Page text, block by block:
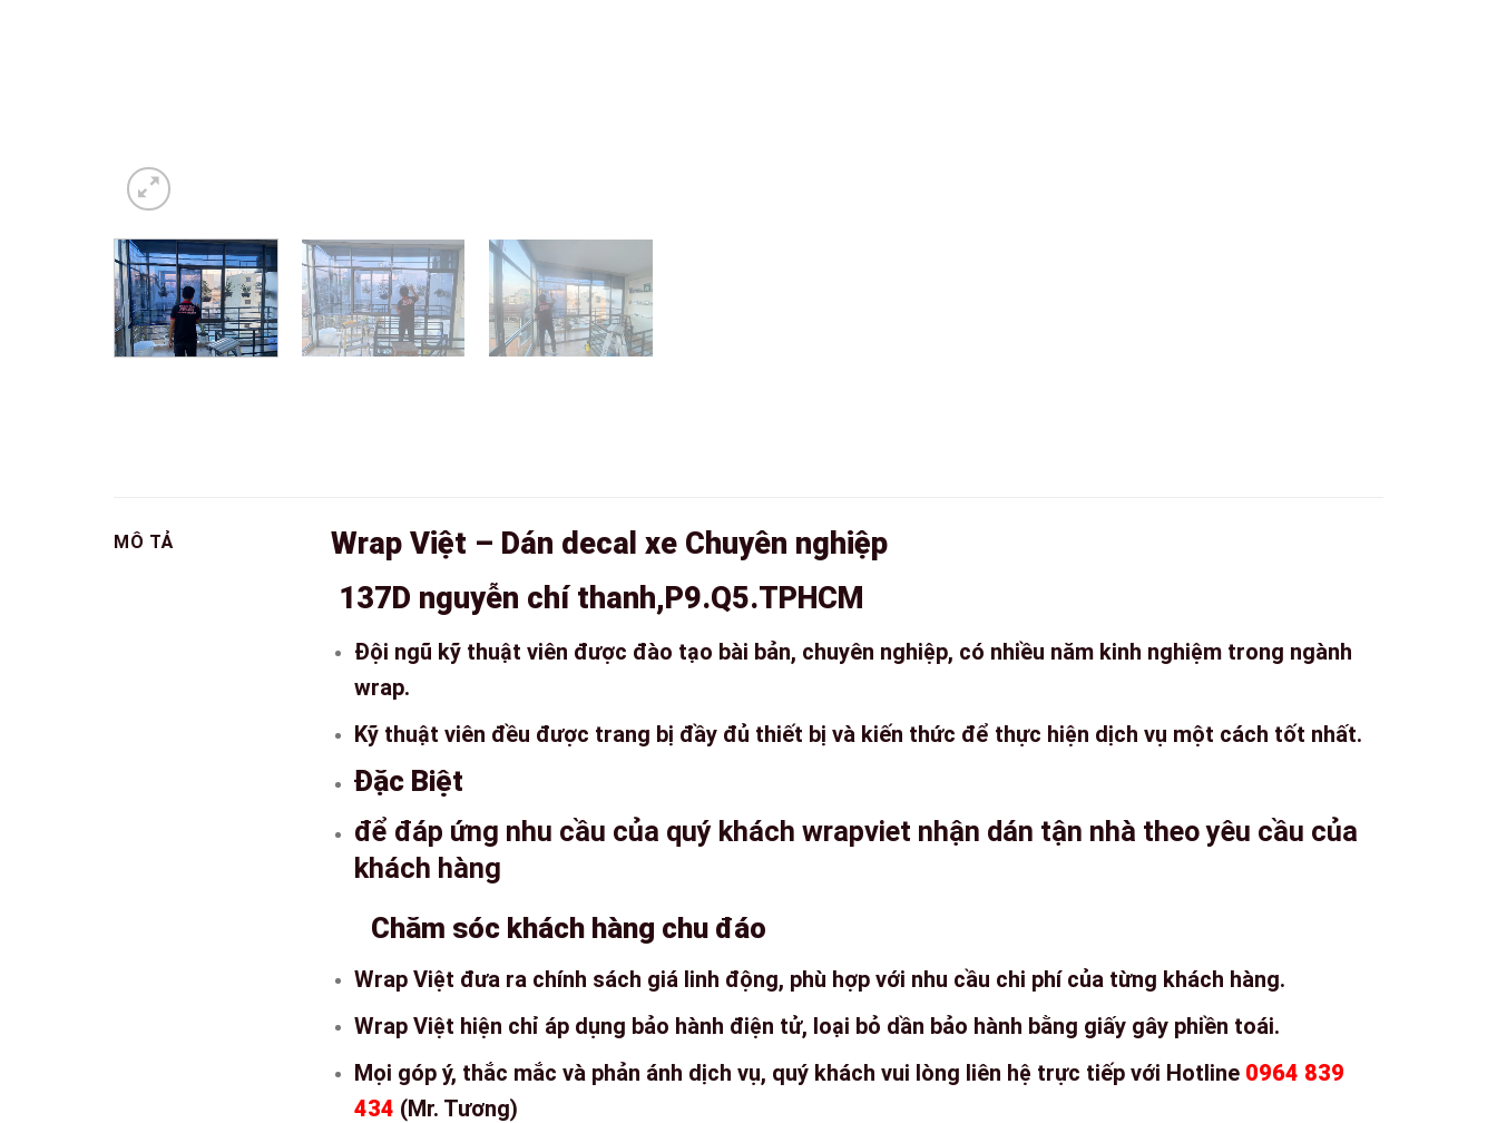
MÔ TẢ
Wrap Việt – Dán decal xe Chuyên nghiệp
137D nguyễn chí thanh,P9.Q5.TPHCM
Đội ngũ kỹ thuật viên được đào tạo bài bản, chuyên nghiệp, có nhiều năm kinh nghiệm trong ngành
wrap.
Kỹ thuật viên đều được trang bị đầy đủ thiết bị và kiến thức để thực hiện dịch vụ một cách tốt nhất.
Đặc Biệt
để đáp ứng nhu cầu của quý khách wrapviet nhận dán tận nhà theo yêu cầu của
khách hàng
Chăm sóc khách hàng chu đáo
Wrap Việt đưa ra chính sách giá linh động, phù hợp với nhu cầu chi phí của từng khách hàng.
Wrap Việt hiện chỉ áp dụng bảo hành điện tử, loại bỏ dần bảo hành bằng giấy gây phiền toái.
Mọi góp ý, thắc mắc và phản ánh dịch vụ, quý khách vui lòng liên hệ trực tiếp với Hotline 0964 839
434 (Mr. Tương)